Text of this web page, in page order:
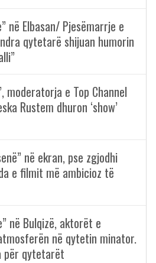
në Elbasan/ Pjesëmarrje e
qytetarë shijuan humorin
moderatorja e Top Channel
Rustem dhuron ‘show’
në ekran, pse zgjodhi
e filmit më ambicioz të
në Bulqizë, aktorët e
në qytetin minator.
për qytetarët